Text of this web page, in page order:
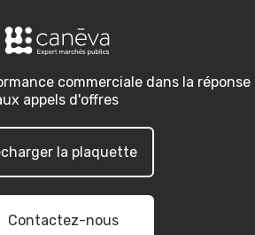
commerciale dans la réponse
appels d'offres
la plaquette
nous